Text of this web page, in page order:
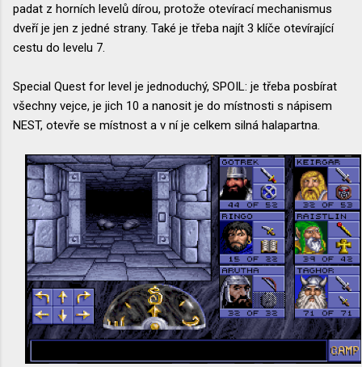
padat z horních levelů dírou, protože otevírací mechanismus
dveří je jen z jedné strany. Také je třeba najít 3 klíče otevírající
cestu do levelu 7.
Special Quest for level je jednoduchý, SPOIL: je třeba posbírat
všechny vejce, je jich 10 a nanosit je do místnosti s nápisem
NEST, otevře se místnost a v ní je celkem silná halapartna.